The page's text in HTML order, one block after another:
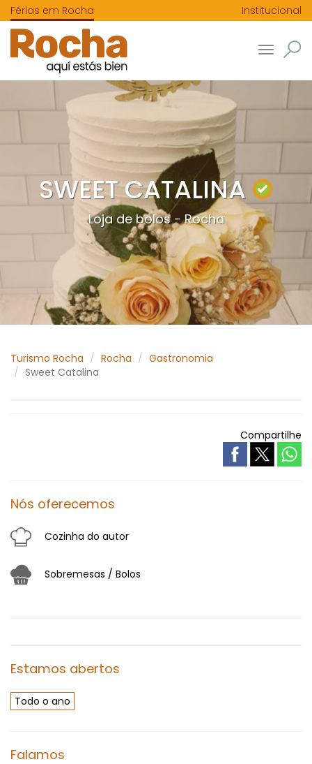
Férias em Rocha Institucional
Toggle
SWEET CATALINA
Loja de bolos - Rocha
Turismo Rocha Rocha
Gastronomia
Sweet Catalina
Compartilhe
Nós oferecemos
Cozinha do autor
Sobremesas / Bolos
Estamos abertos
Todo o ano
Falamos